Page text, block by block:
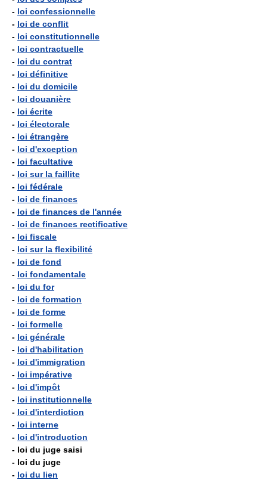
- loi confessionnelle
- loi de conflit
- loi constitutionnelle
- loi contractuelle
- loi du contrat
- loi définitive
- loi du domicile
- loi douanière
- loi écrite
- loi électorale
- loi étrangère
- loi d'exception
- loi facultative
- loi sur la faillite
- loi fédérale
- loi de finances
- loi de finances de l'année
- loi de finances rectificative
- loi fiscale
- loi sur la flexibilité
- loi de fond
- loi fondamentale
- loi du for
- loi de formation
- loi de forme
- loi formelle
- loi générale
- loi d'habilitation
- loi d'immigration
- loi impérative
- loi d'impôt
- loi institutionnelle
- loi d'interdiction
- loi interne
- loi d'introduction
- loi du juge saisi
- loi du juge
- loi du lien